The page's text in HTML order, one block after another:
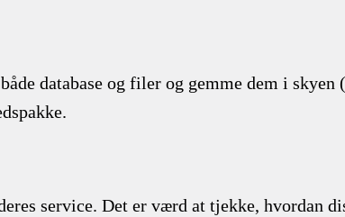
database og filer og gemme dem i
service. Det er værd at tjekke, hvordan